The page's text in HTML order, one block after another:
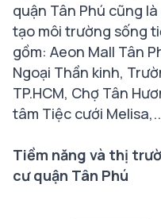
quận Tân Phú cũng
tạo môi trường sống
gồm: Aeon Mall Tân
Ngoại Thần kinh,
TP.HCM, Chợ Tân
tâm Tiệc cưới
Tiềm năng và thị
cư quận Tân Phú